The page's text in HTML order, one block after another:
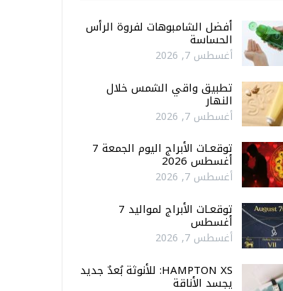
أفضل الشامبوهات لفروة الرأس
الحساسة
أغسطس 7, 2026
تطبيق واقي الشمس خلال
النهار
أغسطس 7, 2026
توقعـات الأبراج اليوم الجمعة 7
أغسطس 2026
أغسطس 7, 2026
توقعـات الأبراج لمواليد 7
أغسطس
أغسطس 7, 2026
HAMPTON XS: للأنوثة بُعدٌ جديد
يجسد الأناقة